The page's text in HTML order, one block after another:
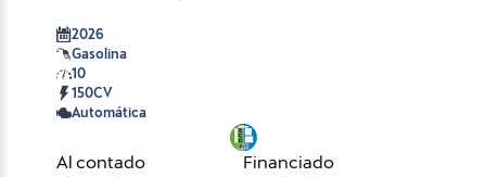
2026
Gasolina
10
150CV
Automática
Al contado
Financiado